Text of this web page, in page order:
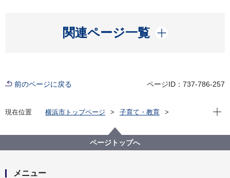
関連ページ一覧
開く
前のページに戻る ページID：737-786-257
現在位置 横浜市トップページ
子育て・教育
請求事務に関する様式・要綱
請求事務に関する各種様式
認定こども園（令和７年度用）
現在
ページトップへ
メニュー